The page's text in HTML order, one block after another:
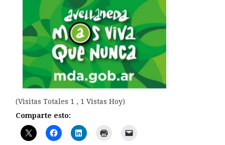
(Visitas Totales 1 , 1 Vistas Hoy)
Comparte esto: